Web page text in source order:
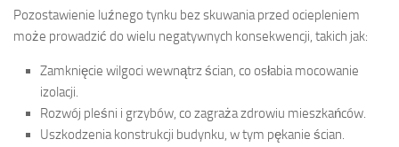
Pozostawienie luźnego tynku bez skuwania przed ociepleniem
może prowadzić do wielu negatywnych konsekwencji, takich jak:
Zamknięcie wilgoci wewnątrz ścian, co osłabia mocowanie
izolacji.
Rozwój pleśni i grzybów, co zagraża zdrowiu mieszkańców.
Uszkodzenia konstrukcji budynku, w tym pękanie ścian.